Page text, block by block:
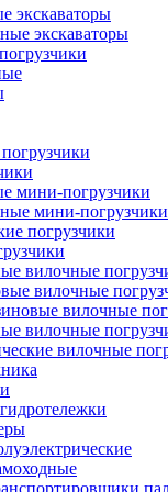
экскаваторы
экскаваторы
мини-погрузчики
мини-погрузчики
погрузчики
вилочные
вилочные
вилочные
вилочные
вилочные